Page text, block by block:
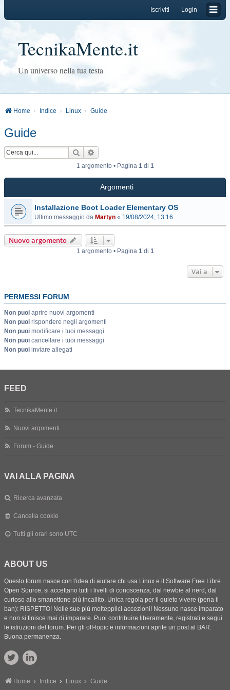
Login
Iscriviti
TecnikaMente.it
Un universo nella tua testa
Home Indice Linux Guide
Guide
Cerca
1 argomento • Pagina 1di 1
Argomenti
Installazione Boot Loader Elementary OS
Ultimo messaggio da Martyn « 19/08/2024, 13:16
Nuovo argomento
1 argomento • Pagina 1di 1
Vai a
PERMESSI FORUM
Non puoi aprire nuovi argomenti
Non puoi rispondere negli argomenti
Non puoi modificare i tuoi messaggi
Non puoi cancellare i tuoi messaggi
Non puoi inviare allegati
FEED
TecnikaMente.it
Nuovi argomenti
Forum - Guide
VAI ALLA PAGINA
Ricerca avanzata
Cancella cookie
Tutti gli orari sono UTC
ABOUT US
Questo forum nasce con l'idea di aiutare chi usa Linux e il Software Free Libre
Open Source, si accettano tutti i livelli di conoscenza, dal newbie al nerd, dal
curioso allo smanettone più incallito. Unica regola per il quieto vivere (pena il
ban): RISPETTO! Nelle sue più moltepplici accezioni! Nessuno nasce imparato
e non si finisce mai di imparare. Puoi contribuire liberamente, registrati e segui
le istruzioni del forum. Per gli off-topic e informazioni aprite un post al BAR.
Buona permanenza.
Home Indice Linux Guide